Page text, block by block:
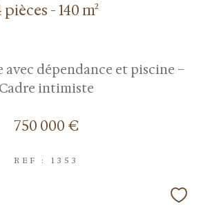
pièces - 140 m²
avec dépendance et piscine –
Cadre intimiste
750 000 €
REF : 1353